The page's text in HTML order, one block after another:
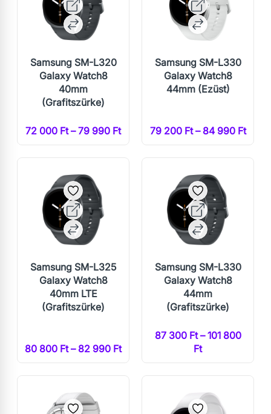
Samsung SM-L320
Galaxy Watch8
40mm
(Grafitszürke)
72 000 Ft – 79 990 Ft
Samsung SM-L330
Galaxy Watch8
44mm (Ezüst)
79 200 Ft – 84 990 Ft
Samsung SM-L325
Galaxy Watch8
40mm LTE
(Grafitszürke)
80 800 Ft – 82 990 Ft
Samsung SM-L330
Galaxy Watch8
44mm
(Grafitszürke)
87 300 Ft – 101 800
Ft